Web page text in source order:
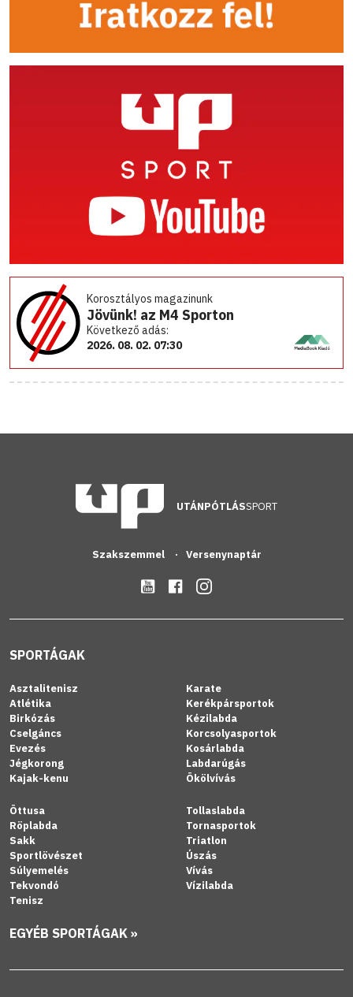
Korosztályos magazinunk
Jövünk! az M4 Sporton
Következő adás:
2026. 08. 02. 07:30
UTÁNPÓTLÁSSPORT
Szakszemmel Versenynaptár
SPORTÁGAK
Asztalitenisz
Atlétika
Birkózás
Cselgáncs
Evezés
Jégkorong
Kajak-kenu
Karate
Kerékpársportok
Kézilabda
Korcsolyasportok
Kosárlabda
Labdarúgás
Ökölvívás
Öttusa
Röplabda
Sakk
Sportlövészet
Súlyemelés
Tekvondó
Tenisz
Tollaslabda
Tornasportok
Triatlon
Úszás
Vívás
Vízilabda
EGYÉB SPORTÁGAK »